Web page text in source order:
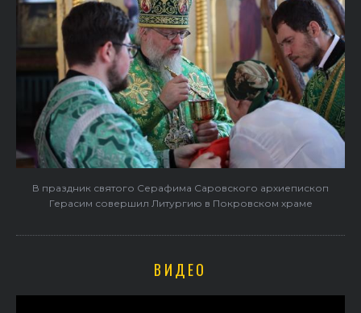
В праздник святого Серафима Саровского архиепископ
Герасим совершил Литургию в Покровском храме
ВИДЕО